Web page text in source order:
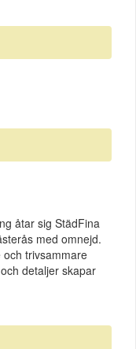
åtar sig StädFina
med omnejd.
trivsammare
detaljer skapar